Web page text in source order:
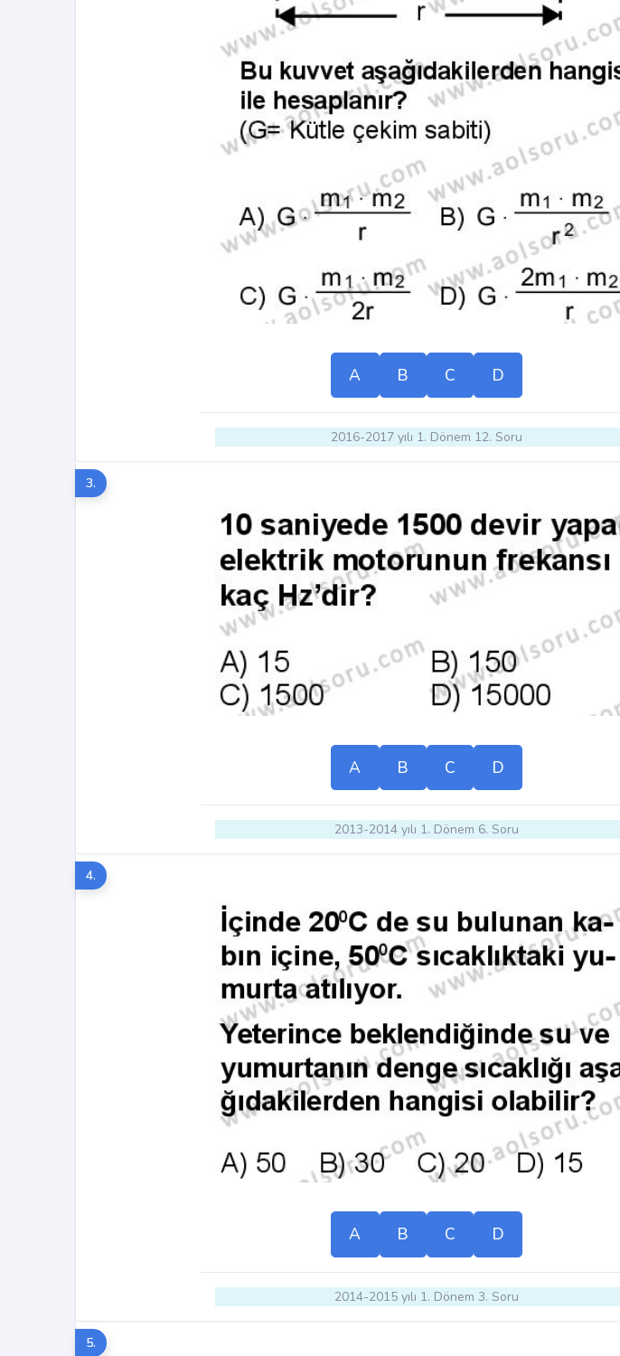
A B C D
2016-2017 yılı 1. Dönem 12. Soru
3.
A B C D
2013-2014 yılı 1. Dönem 6. Soru
4.
A B C D
2014-2015 yılı 1. Dönem 3. Soru
5.